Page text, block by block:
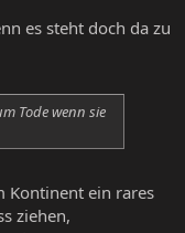
es steht doch da zu
Tode wenn sie
Kontinent ein rares
ziehen,